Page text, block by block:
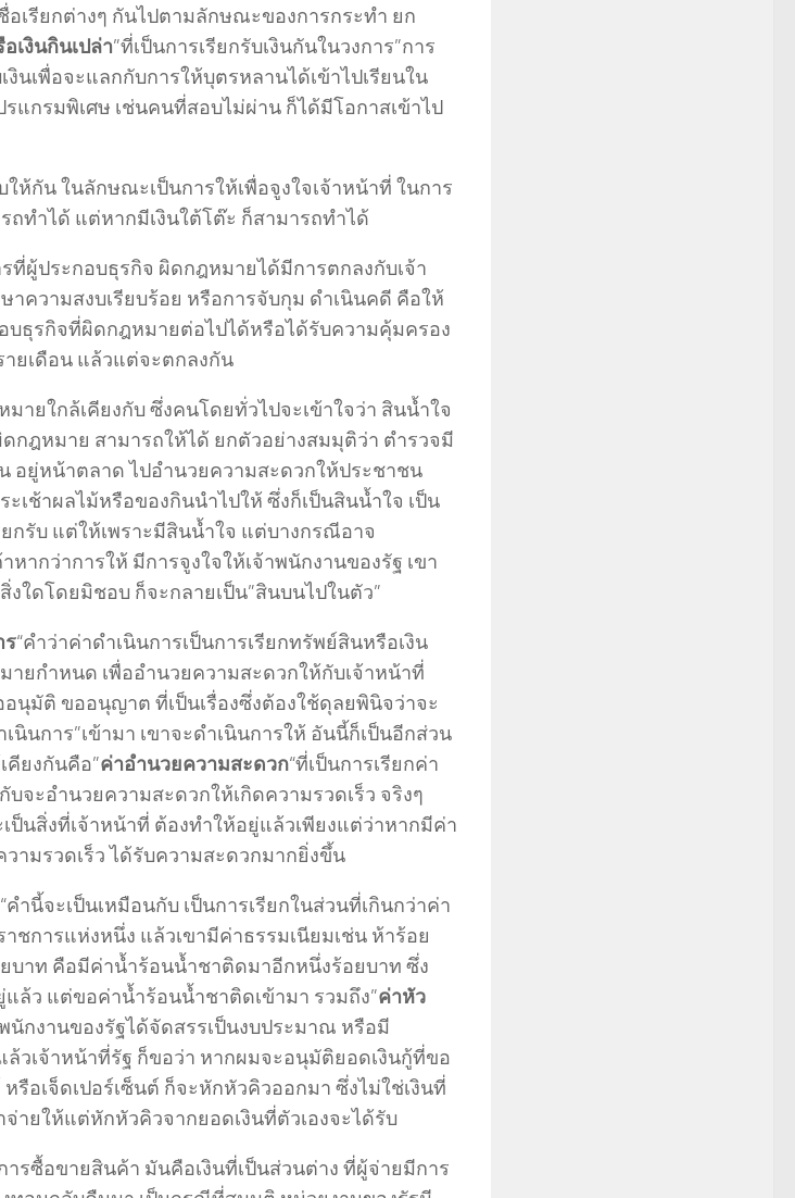
เรียกต่างๆ กันไปตามลักษณะของการกระทำ ยก
เงินกินเปล่า”ที่เป็นการเรียกรับเงินกันในวงการ”การ
งินเพื่อจะแลกกับการให้บุตรหลานได้เข้าไปเรียนใน
รแกรมพิเศษ เช่นคนที่สอบไม่ผ่าน ก็ได้มีโอกาสเข้าไป
ให้กัน ในลักษณะเป็นการให้เพื่อจูงใจเจ้าหน้าที่ ในการ
ทำได้ แต่หากมีเงินใต้โต๊ะ ก็สามารถทำได้
รที่ผู้ประกอบธุรกิจ ผิดกฎหมายได้มีการตกลงกับเจ้า
ความสงบเรียบร้อย หรือการจับกุม ดำเนินคดี คือให้
บธุรกิจที่ผิดกฎหมายต่อไปได้หรือได้รับความคุ้มครอง
ยเดือน แล้วแต่จะตกลงกัน
มายใกล้เคียงกับ ซึ่งคนโดยทั่วไปจะเข้าใจว่า สินน้ำใจ
กฎหมาย สามารถให้ได้ ยกตัวอย่างสมมุติว่า ตำรวจมี
อยู่หน้าตลาด ไปอำนวยความสะดวกให้ประชาชน
เช้าผลไม้หรือของกินนำไปให้ ซึ่งก็เป็นสินน้ำใจ เป็น
ยกรับ แต่ให้เพราะมีสินน้ำใจ แต่บางกรณีอาจ
หากว่าการให้ มีการจูงใจให้เจ้าพนักงานของรัฐ เขา
งใดโดยมิชอบ ก็จะกลายเป็น”สินบนไปในตัว”
ร“คำว่าค่าดำเนินการเป็นการเรียกทรัพย์สินหรือเงิน
ยกำหนด เพื่ออำนวยความสะดวกให้กับเจ้าหน้าที่
อนุมัติ ขออนุญาต ที่เป็นเรื่องซึ่งต้องใช้ดุลยพินิจว่าจะ
นินการ”เข้ามา เขาจะดำเนินการให้ อันนี้ก็เป็นอีกส่วน
คียงกันคือ”ค่าอำนวยความสะดวก“ที่เป็นการเรียกค่า
บจะอำนวยความสะดวกให้เกิดความรวดเร็ว จริงๆ
ป็นสิ่งที่เจ้าหน้าที่ ต้องทำให้อยู่แล้วเพียงแต่ว่าหากมีค่า
ามรวดเร็ว ได้รับความสะดวกมากยิ่งขึ้น
“คำนี้จะเป็นเหมือนกับ เป็นการเรียกในส่วนที่เกินกว่าค่า
ชการแห่งหนึ่ง แล้วเขามีค่าธรรมเนียมเช่น ห้าร้อย
บาท คือมีค่าน้ำร้อนน้ำชาติดมาอีกหนึ่งร้อยบาท ซึ่ง
แล้ว แต่ขอค่าน้ำร้อนน้ำชาติดเข้ามา รวมถึง”ค่าหัว
พนักงานของรัฐได้จัดสรรเป็นงบประมาณ หรือมี
วเจ้าหน้าที่รัฐ ก็ขอว่า หากผมจะอนุมัติยอดเงินกู้ที่ขอ
รือเจ็ดเปอร์เซ็นต์ ก็จะหักหัวคิวออกมา ซึ่งไม่ใช่เงินที่
จ่ายให้แต่หักหัวคิวจากยอดเงินที่ตัวเองจะได้รับ
ารซื้อขายสินค้า มันคือเงินที่เป็นส่วนต่าง ที่ผู้จ่ายมีการ